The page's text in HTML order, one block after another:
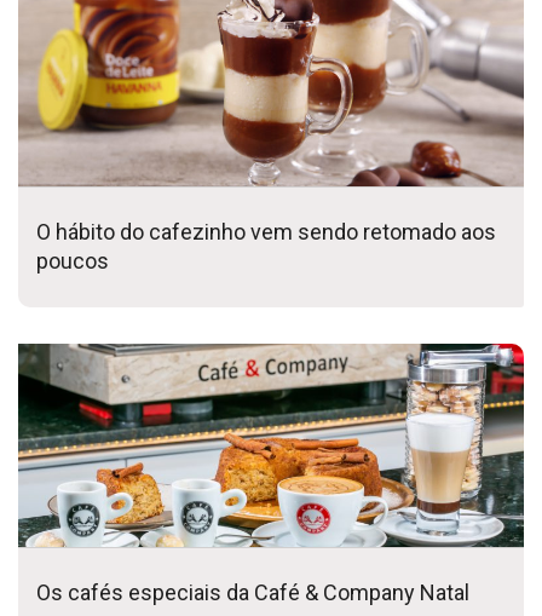
O hábito do cafezinho vem sendo retomado aos
poucos
Os cafés especiais da Café & Company Natal